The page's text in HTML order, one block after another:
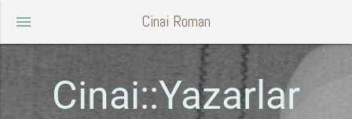
menu Cinai Roman
Cinai::Yazarlar